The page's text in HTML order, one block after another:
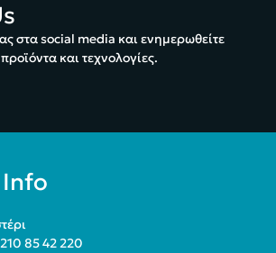
στα social media και ενημερωθείτε
και τεχνολογίες.
210 85 42 220